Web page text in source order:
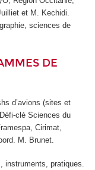
et M. Kechidi.
sciences de
DE
d’avions (sites et
clé Sciences du
Cirimat,
M. Brunet.
instruments, pratiques.